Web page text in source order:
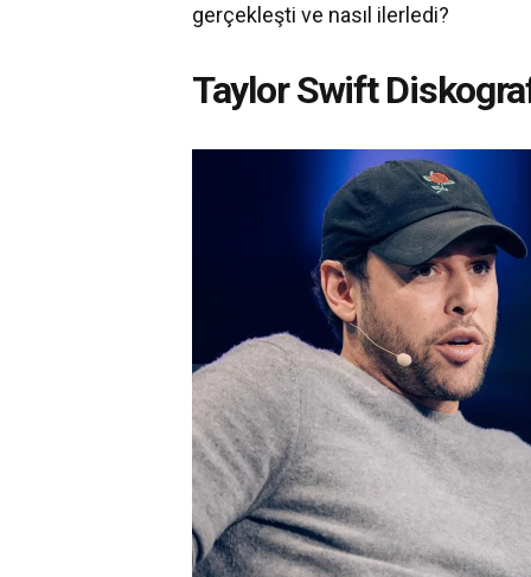
gerçekleşti ve nasıl ilerledi?
Taylor Swift